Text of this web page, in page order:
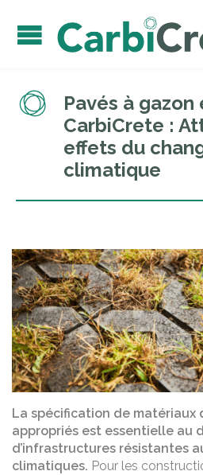
Pavés à
CarbiCrete :
effets du
climatique
La spécification de matériaux
appropriés est essentielle au
d’infrastructures résistantes
climatiques. Pour les